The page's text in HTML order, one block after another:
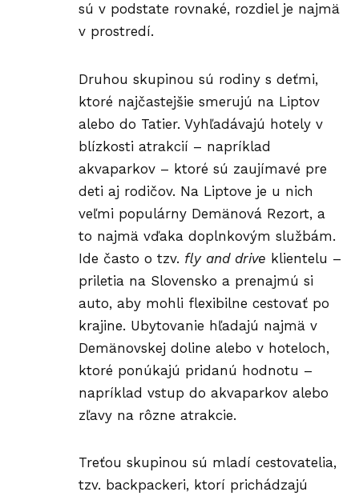
sú v podstate rovnaké, rozdiel je najmä
v prostredí.
Druhou skupinou sú rodiny s deťmi,
ktoré najčastejšie smerujú na Liptov
alebo do Tatier. Vyhľadávajú hotely v
blízkosti atrakcií – napríklad
akvaparkov – ktoré sú zaujímavé pre
deti aj rodičov. Na Liptove je u nich
veľmi populárny Demänová Rezort, a
to najmä vďaka doplnkovým službám.
Ide často o tzv. fly and drive klientelu –
priletia na Slovensko a prenajmú si
auto, aby mohli flexibilne cestovať po
krajine. Ubytovanie hľadajú najmä v
Demänovskej doline alebo v hoteloch,
ktoré ponúkajú pridanú hodnotu –
napríklad vstup do akvaparkov alebo
zľavy na rôzne atrakcie.
Treťou skupinou sú mladí cestovatelia,
tzv. backpackeri, ktorí prichádzajú